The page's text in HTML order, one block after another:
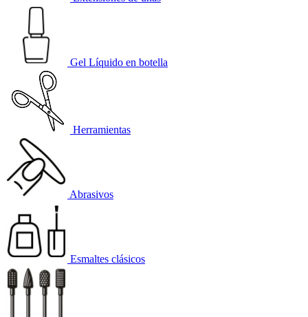
Gel Líquido en botella
Herramientas
Abrasivos
Esmaltes clásicos